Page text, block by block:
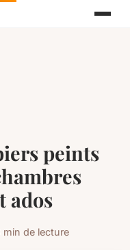
peints
ados
min de lecture